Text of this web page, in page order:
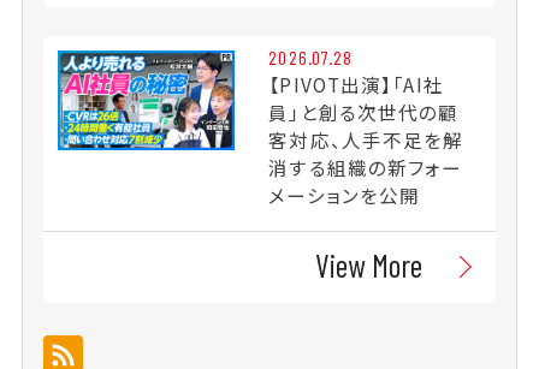
2026.07.28
【PIVOT出演】「AI社
員」と創る次世代の顧
客対応、人手不足を解
消する組織の新フォー
メーションを公開
View More